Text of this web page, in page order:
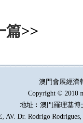
篇>>
澳門會展經
Copyright © 2010
地址︰澳門羅理基博
AV. Dr. Rodrigo